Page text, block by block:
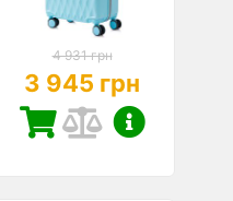
4 931 грн
3 945 грн